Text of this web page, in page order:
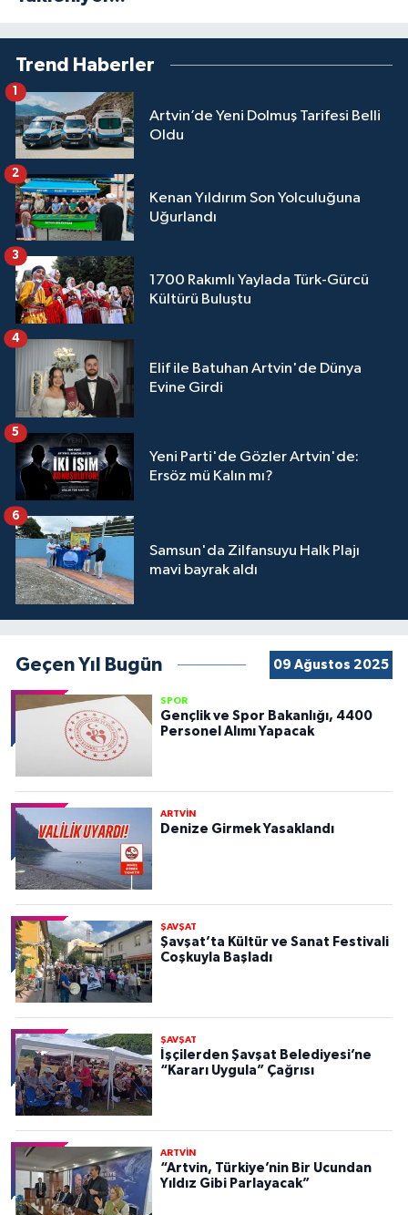
Trend Haberler
Artvin’de Yeni Dolmuş Tarifesi Belli
Oldu
Kenan Yıldırım Son Yolculuğuna
Uğurlandı
2
1700 Rakımlı Yaylada Türk-Gürcü
Kültürü Buluştu
3
Elif ile Batuhan Artvin'de Dünya
Evine Girdi
4
Yeni Parti'de Gözler Artvin'de:
Ersöz mü Kalın mı?
5
Samsun'da Zilfansuyu Halk Plajı
mavi bayrak aldı
6
Geçen Yıl Bugün 09 Ağustos 2025
SPOR
Gençlik ve Spor Bakanlığı, 4400
Personel Alımı Yapacak
ARTVİN
Denize Girmek Yasaklandı
ŞAVŞAT
Şavşat’ta Kültür ve Sanat Festivali
Coşkuyla Başladı
ŞAVŞAT
İşçilerden Şavşat Belediyesi’ne
“Kararı Uygula” Çağrısı
ARTVİN
“Artvin, Türkiye’nin Bir Ucundan
Yıldız Gibi Parlayacak”